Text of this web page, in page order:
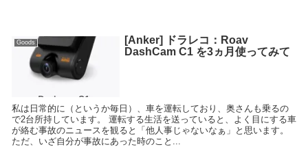
Goods
[Anker] ドラレコ：Roav
DashCam C1 を3ヵ月使ってみて
私は日常的に（というか毎日）、車を運転しており、奥さんも乗るの
で2台所持しています。 運転する生活を送っていると、よく目にする車
が絡む事故のニュースを観ると「他人事じゃないなぁ」と思います。
ただ、いざ自分が事故にあった時のこと...